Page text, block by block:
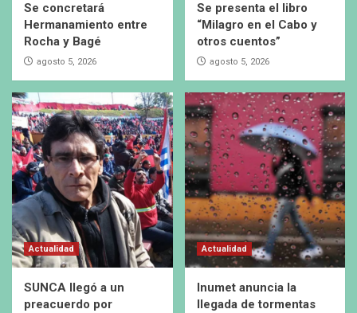
Se concretará
Hermanamiento entre
Rocha y Bagé
agosto 5, 2026
Se presenta el libro
“Milagro en el Cabo y
otros cuentos”
agosto 5, 2026
Actualidad
SUNCA llegó a un
preacuerdo por
Actualidad
Inumet anuncia la
llegada de tormentas